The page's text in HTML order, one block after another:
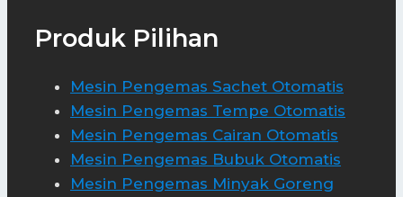
Produk Pilihan
Mesin Pengemas Sachet Otomatis
Mesin Pengemas Tempe Otomatis
Mesin Pengemas Cairan Otomatis
Mesin Pengemas Bubuk Otomatis
Mesin Pengemas Minyak Goreng